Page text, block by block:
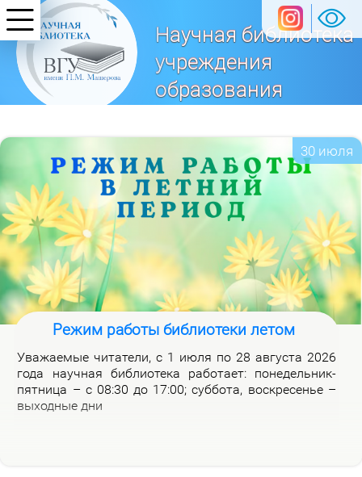
Научная библиотека
учреждения
образования
государственный университет
имени П. М. Машерова»
30 июля
Режим работы библиотеки летом
Ува­жа­е­мые чи­та­те­ли, с 1 июля по 28 ав­гу­ста 2026
го­да на­уч­ная биб­лио­те­ка ра­бо­та­ет: по­не­дель­ник-
пят­ни­ца – с 08:30 до 17:00; суб­бо­та, вос­кре­се­нье –
вы­ход­ные дни